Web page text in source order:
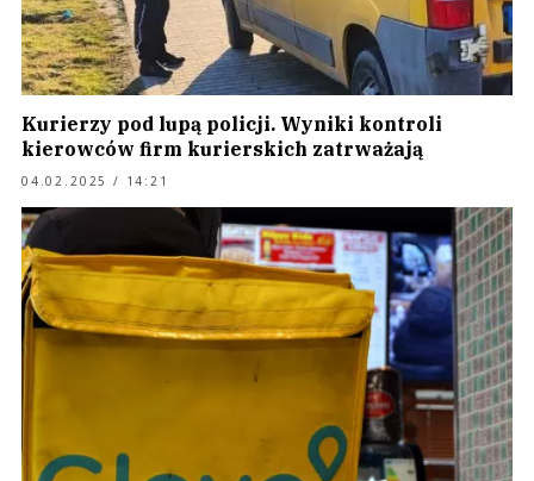
Kurierzy pod lupą policji. Wyniki kontroli
kierowców firm kurierskich zatrważają
04.02.2025 / 14:21